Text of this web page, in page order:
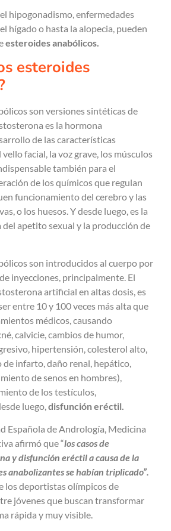
hipogonadismo, enfermedades
hígado o hasta la alopecia, pueden
esteroides anabólicos.
esteroides
son versiones sintéticas de
es la hormona
de las características
facial, la voz grave, los músculos
también para el
de los químicos que regulan
funcionamiento del cerebro y las
o los huesos. Y desde luego, es la
apetito sexual y la producción de
son introducidos al cuerpo por
inyecciones, principalmente. El
artificial en altas dosis, es
entre 10 y 100 veces más alta que
médicos, causando
calvicie, cambios de humor,
hipertensión, colesterol alto,
infarto, daño renal, hepático,
de senos en hombres),
de los testículos,
luego, disfunción eréctil.
Española de Andrología, Medicina
afirmó que “los casos de
y disfunción eréctil a causa de la
anabolizantes se habían triplicado”.
los deportistas olímpicos de
jóvenes que buscan transformar
rápida y muy visible.